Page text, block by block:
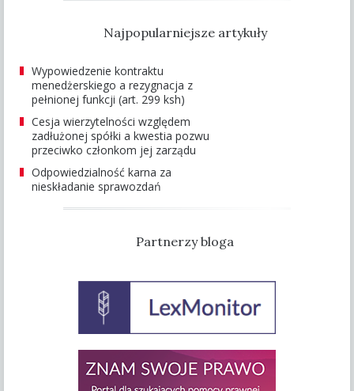
Najpopularniejsze artykuły
Wypowiedzenie kontraktu
menedżerskiego a rezygnacja z
pełnionej funkcji (art. 299 ksh)
Cesja wierzytelności względem
zadłużonej spółki a kwestia pozwu
przeciwko członkom jej zarządu
Odpowiedzialność karna za
nieskładanie sprawozdań
Partnerzy bloga